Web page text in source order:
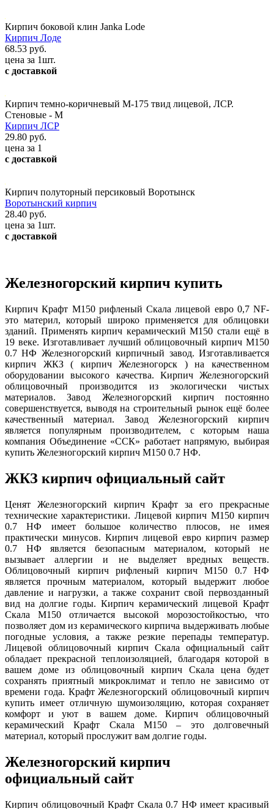
Кирпич боковой клин Janka Lode
Кирпич Лоде
68.53 руб.
цена за 1шт.
с доставкой
Кирпич темно-коричневый М-175 твид лицевой, ЛСР.
Стеновые - М
Кирпич ЛСР
29.80 руб.
цена за 1
с доставкой
Кирпич полуторный персиковый Воротынск
Воротынский кирпич
28.40 руб.
цена за 1шт.
с доставкой
Железногорский кирпич купить
Кирпич Крафт М150 рифленый Скала лицевой евро 0,7 NF-
это материл, который широко применяется для облицовки
зданий. Применять кирпич керамический М150 стали ещё в
19 веке. Изготавливает лучший облицовочный кирпич М150
0.7 НФ Железногорский кирпичный завод. Изготавливается
кирпич ЖКЗ ( кирпич Железногорск ) на качественном
оборудовании высокого качества. Кирпич Железногорский
облицовочный производится из экологически чистых
материалов. Завод Железногорский кирпич постоянно
совершенствуется, выводя на строительный рынок ещё более
качественный материал. Завод Железногорский кирпич
является популярным производителем, с которым наша
компания Объединение «ССК» работает напрямую, выбирая
купить Железногорский кирпич М150 0.7 НФ.
ЖКЗ кирпич официальный сайт
Ценят Железногорский кирпич Крафт за его прекрасные
технические характеристики. Лицевой кирпич М150 кирпич
0.7 НФ имеет большое количество плюсов, не имея
практически минусов. Кирпич лицевой евро кирпич размер
0.7 НФ является безопасным материалом, который не
вызывает аллергии и не выделяет вредных веществ.
Облицовочный кирпич рифленый кирпич М150 0.7 НФ
является прочным материалом, который выдержит любое
давление и нагрузки, а также сохранит свой первозданный
вид на долгие годы. Кирпич керамический лицевой Крафт
Скала М150 отличается высокой морозостойкостью, что
позволяет дом из керамического кирпича выдерживать любые
погодные условия, а также резкие перепады температур.
Лицевой облицовочный кирпич Скала официальный сайт
обладает прекрасной теплоизоляцией, благодаря которой в
вашем доме из облицовочный кирпич Скала цена будет
сохранять приятный микроклимат и тепло не зависимо от
времени года. Крафт Железногорский облицовочный кирпич
купить имеет отличную шумоизоляцию, которая сохраняет
комфорт и уют в вашем доме. Кирпич облицовочный
керамический Крафт Скала М150 – это долговечный
материал, который прослужит вам долгие годы.
Железногорский кирпич
официальный сайт
Кирпич облицовочный Крафт Скала 0.7 НФ имеет красивый